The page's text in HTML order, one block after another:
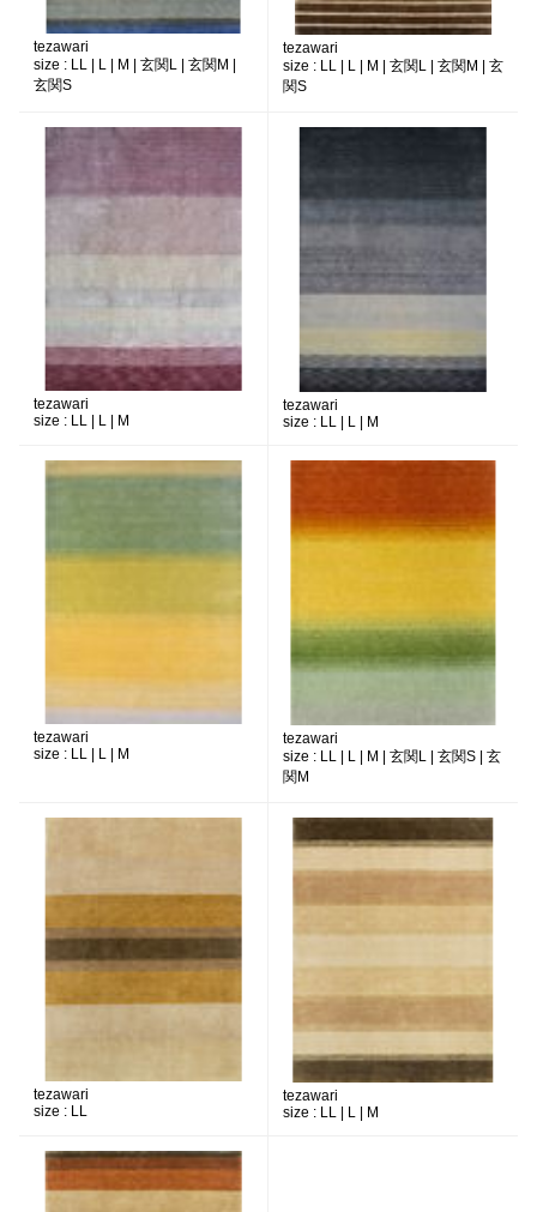
tezawari
size : LL | L | M | 玄関L | 玄関M |
玄関S
tezawari
size : LL | L | M | 玄関L | 玄関M | 玄
関S
tezawari
size : LL | L | M
tezawari
size : LL | L | M
tezawari
size : LL | L | M
tezawari
size : LL | L | M | 玄関L | 玄関S | 玄
関M
tezawari
size : LL
tezawari
size : LL | L | M